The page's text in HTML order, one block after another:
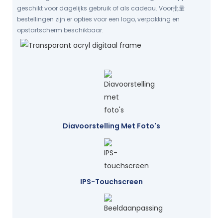
geschikt voor dagelijks gebruik of als cadeau. Voor批量
bestellingen zijn er opties voor een logo, verpakking en
opstartscherm beschikbaar.
Diavoorstelling Met Foto's
IPS-Touchscreen